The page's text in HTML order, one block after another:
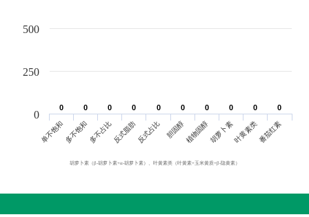
胡萝卜素（β-胡萝卜素+α-胡萝卜素）、叶黄素类（叶黄素+玉米黄质+β-隐黄素）
0
0 0
0 0
0 0
0 0
0 0
0 0
0 0
0 0
0 0
0
单不饱和多不饱和多不占比反式脂肪反式占比 胆固醇植物固醇胡萝卜素叶黄素类番茄红素
0
250
500